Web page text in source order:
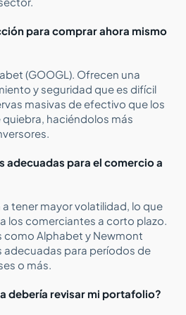
para comprar ahora mismo
(GOOGL). Ofrecen una
y seguridad que es difícil
masivas de efectivo que los
haciéndolos más
adecuadas para el comercio a
a tener mayor volatilidad, lo que
los comerciantes a corto plazo.
como Alphabet y Newmont
adecuadas para períodos de
o más.
debería revisar mi portafolio?